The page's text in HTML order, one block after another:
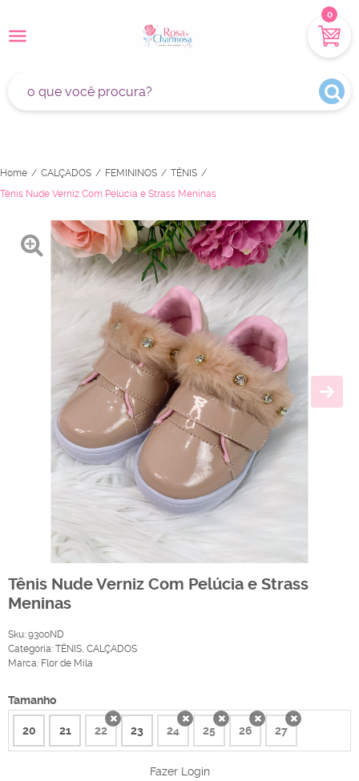
0
Home CALÇADOS FEMININOS
TÊNIS
Tênis Nude Verniz Com Pelúcia e Strass Meninas
Tênis Nude Verniz Com Pelúcia e Strass
Meninas
Sku: 9300ND
Categoria: TÊNIS, CALÇADOS
Marca: Flor de Mila
Tamanho
20 21 22x 23 24x 25x 26x 27x
Fazer Login